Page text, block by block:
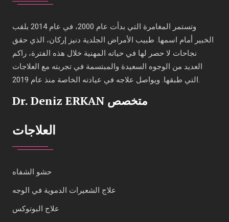
وتستمر المغامرة التي بدأت عام 2000، في عام 2014 بلقب
الخبير أمام اسمها. طبيب الأمراض الجلدية دنيز إركان، الذي حقق
نجاحات لا حصر لها في حياته المهنية خلال هذه الفترة، راكم
العديد من الوجوه السعيدة والمبتسمة في تجربته مع العلاجات
التي طبقها. ويواصل علاجه في عيادته الخاصة منذ عام 2019.
Dr. Deniz ERKAN متخصص
العلاجات
حشو الشفاه
علاج الشعيرات الدموية في الوجه
علاج البوتوكس